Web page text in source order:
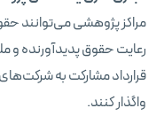
مراکز پژوهشی می‌توانند
رعایت حقوق پدیدآورنده و
قرارداد مشارکت به
واگذار کنند.